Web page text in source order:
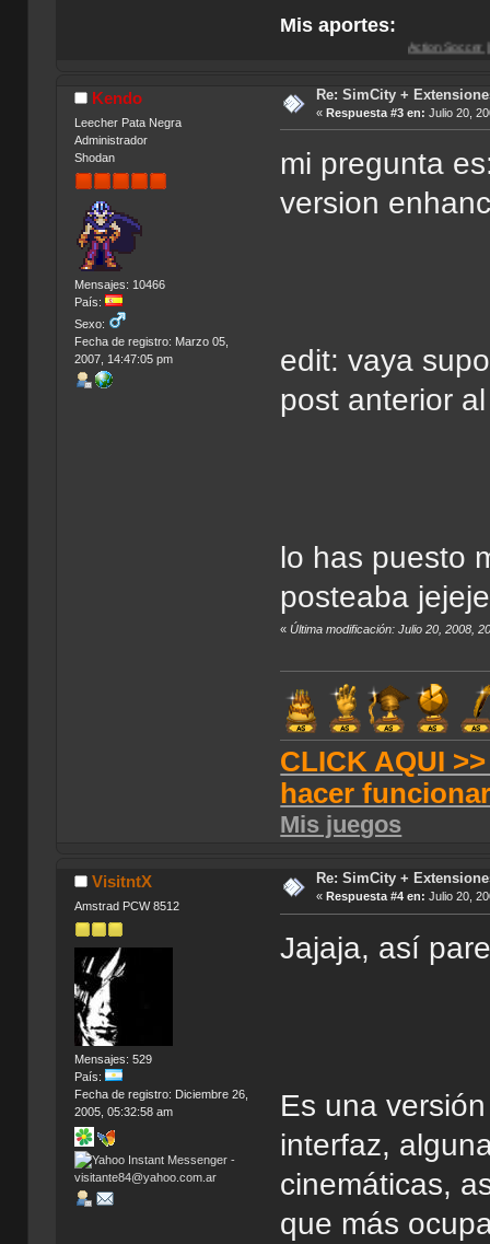
Mis aportes:
Action Soccer [Imagen CD]-
Kendo
Leecher Pata Negra
Administrador
Shodan
Mensajes: 10466
País:
Sexo:
Fecha de registro: Marzo 05,
2007, 14:47:05 pm
Re: SimCity +
« Respuesta #3 en: Julio 20,
mi pregunta
version
edit: vaya
post anterior
lo has puesto
posteaba jejeje
«Última modificación: Julio 20, 2008,
CLICK AQUI
hacer
Mis juegos
VisitntX
Amstrad PCW 8512
Mensajes: 529
País:
Fecha de registro: Diciembre 26,
2005, 05:32:58 am
Re: SimCity +
« Respuesta #4 en: Julio 20,
Jajaja, así
Es una
interfaz,
cinemáticas,
que más